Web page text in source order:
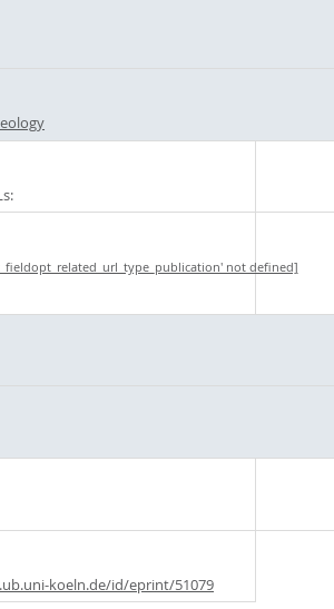
not defined]
koeln.de/id/eprint/51079